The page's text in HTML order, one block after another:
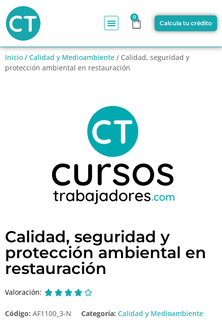
0
Calcula tu crédito
Inicio / Calidad y Medioambiente / Calidad, seguridad y
protección ambiental en restauración
Calidad, seguridad y
protección ambiental en
restauración
Valoración:     
Código: AF1100_3-N Categoría: Calidad y Medioambiente